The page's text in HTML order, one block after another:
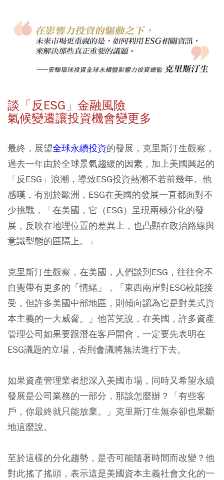
談「反ESG」金融風險
氣候變遷讓投資機會變更多
最終，展望全球永續投資的發展，克里斯汀生觀察，
過去一年由於全球景氣趨緩的因素，加上美國興起的
「反ESG」浪潮，導致ESG投資熱潮不若前幾年。他
感嘆，有別於歐洲，ESG在美國的發展一直都面對不
少挑戰，「在美國，它（ESG）呈現兩極分化的發
展，反映在地理位置的差異上，也凸顯在政治路線與
意識型態的區隔上。」
克里斯汀生觀察，在美國，人們談到ESG，往往會不
自覺帶有更多的「情緒」，「東西兩岸對ESG較能接
受，但許多美國中部地區，則傾向認為它是對美式資
本主義的一大威脅。」他苦笑說，在美國，許多資產
管理公司如果要跟潛在客戶開會，一定要先表明在
ESG議題的立場，否則會議將無法進行下去。
如果資產管理業者想深入美國市場，同時又希望永續
發展是公司業務的一部分，那該怎麼辦？「有些客
戶，你最終就只能放棄。」克里斯汀生無奈卻也果斷
地這麼說。
至於這樣的分化趨勢，是否可能隨著時間而改變？他
對此搖了搖頭，表示這是美國資本主義社會文化的一